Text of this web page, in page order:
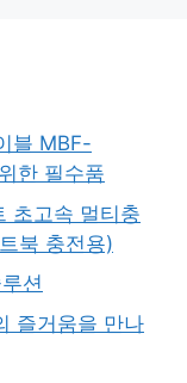
블 MBF-
한 필수품
초고속 멀티충
북 충전용)
션
즐거움을 만나